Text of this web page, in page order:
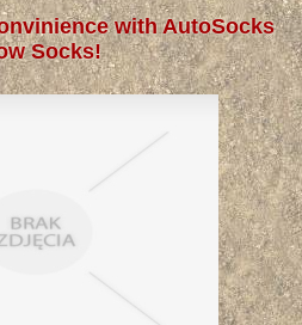
with AutoSocks
Socks!